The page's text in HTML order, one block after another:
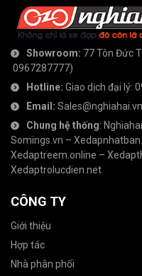
Showroom: 77 Tôn Đức
0967287777)
Hotline: Giao dịch đại lý:
Email: Sales@nghiahai.vn
Chung hệ thống:
Somings.vn –
Xedaptreem.online –
Xedaptrolucdien.net
CÔNG TY
Giới thiệu
Hợp tác
Nhà phân phối